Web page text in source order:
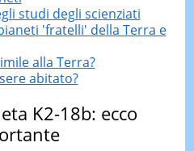
studi degli scienziati
'fratelli' della Terra e
alla Terra?
abitato?
K2-18b: ecco